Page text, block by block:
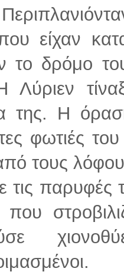
είχαν
το δρόμο
Λύριεν
της. Η
φωτιές
τους
τις